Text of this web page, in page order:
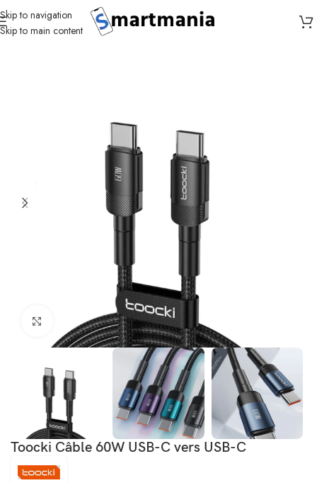
Skip to navigation
Skip to main content
Accueil Câbles
Cliquez pour agrandir
Toocki Câble 60W USB-C vers USB-C